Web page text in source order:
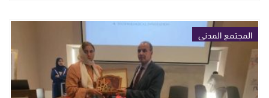
المجتمع المدني